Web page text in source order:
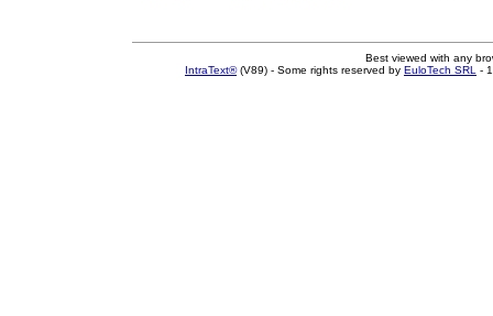
Best viewed with any
IntraText®(V89) - Some rights reserved by EuloTech SRL -